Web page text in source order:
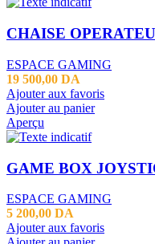
CHAISE
ESPACE GAMING
19 500,00 DA
Ajouter aux favoris
Ajouter au panier
Aperçu
GAME BOX
ESPACE GAMING
5 200,00 DA
Ajouter aux favoris